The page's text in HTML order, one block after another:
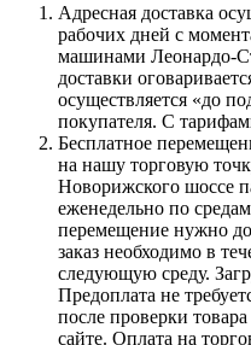
Адресная доставка
рабочих дней с
машинами Леонардо-
доставки
осуществляется «до
покупателя. С
Бесплатное
на нашу торговую
Новорижского шоссе
еженедельно по
перемещение нужно до
заказ необходимо в
следующую среду.
Предоплата не
после проверки
сайте. Оплата на